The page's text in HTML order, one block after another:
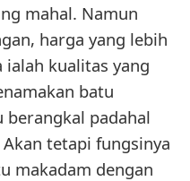
mahal. Namun
harga yang lebih
kualitas yang
batu
berangkal padahal
tetapi fungsinya
makadam dengan